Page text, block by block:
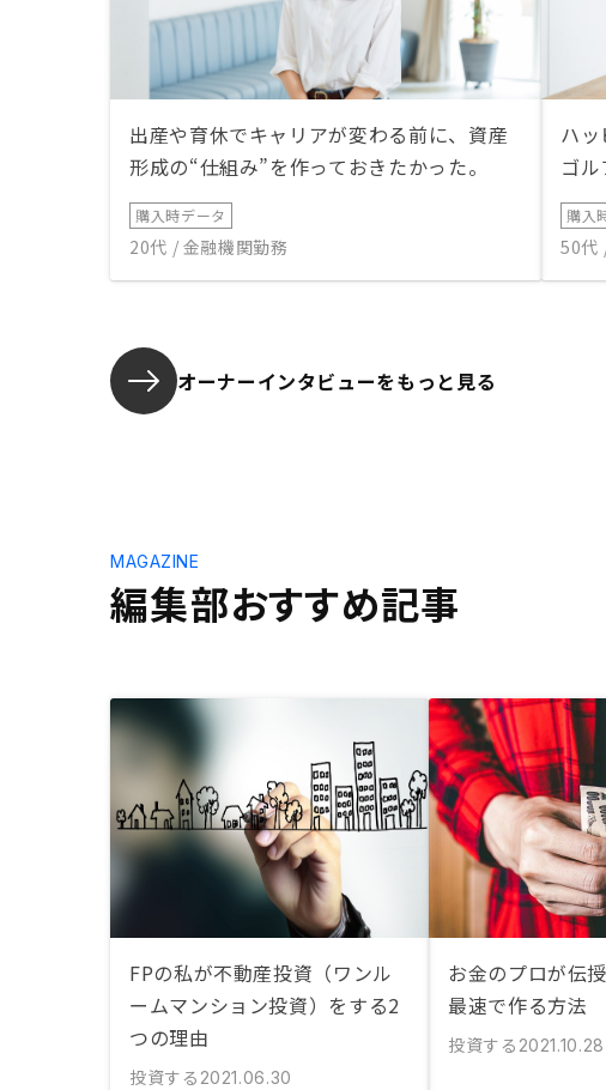
出産や育休でキャリアが変わる前に、資産
形成の“仕組み”を作っておきたかった。
購入時データ
20代 / 金融機関勤務
ハッ
ゴ
購入
50代
オーナーインタビューをもっと見る
編集部おすすめ記事
MAGAZINE
FPの私が不動産投資（ワンル
ームマンション投資）をする2
つの理由
投資する 2021.06.30
お金のプロが伝
最速で作る方法
投資する 2021.10.28